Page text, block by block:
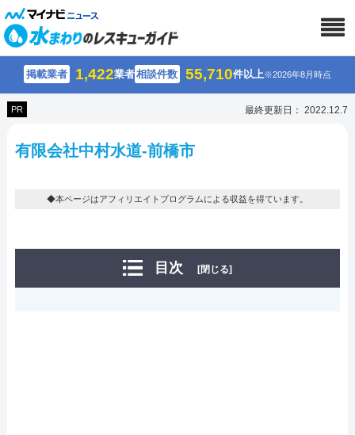
掲載業者 1,422業者相談件数 55,710件以上※2026年8月時点
PR 最終更新日： 2022.12.7
有限会社中村水道-前橋市
◆本ページはアフィリエイトプログラムによる収益を得ています。
目次 [閉じる]